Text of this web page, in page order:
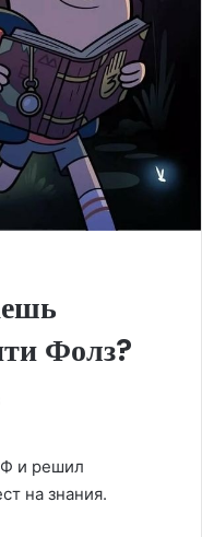
Фолз?
и решил
на знания.